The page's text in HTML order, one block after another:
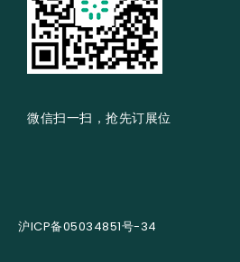
微信扫一扫，抢先订展位
沪ICP备05034851号-34